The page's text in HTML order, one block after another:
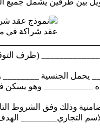
عقد شراكة في
(طرف
يحمل الجنسية
___________ وهو
وذلك وفق الشروط
التجاري________